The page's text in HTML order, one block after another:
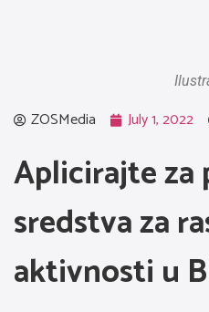
ZOSMedia July 1, 2022
Aplicirajte za
sredstva za
aktivnosti u